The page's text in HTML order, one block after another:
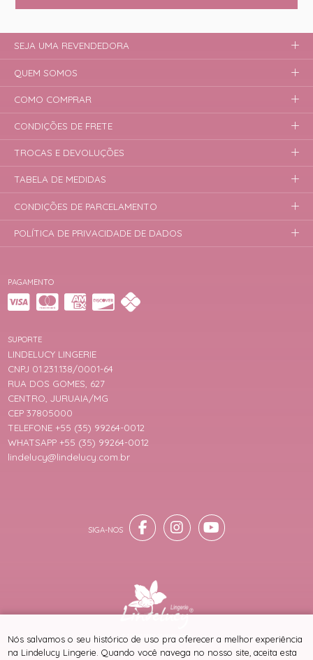
PAGAMENTO
SUPORTE
LINDELUCY LINGERIE
CNPJ 01.231.138/0001-64
RUA DOS GOMES, 627
CENTRO, JURUAIA/MG
CEP 37805000
TELEFONE +55 (35) 99264-0012
WHATSAPP +55 (35) 99264-0012
lindelucy@lindelucy.com.br
SEJA UMA REVENDEDORA
QUEM SOMOS
COMO COMPRAR
CONDIÇÕES DE FRETE
TROCAS E DEVOLUÇÕES
TABELA DE MEDIDAS
CONDIÇÕES DE PARCELAMENTO
POLÍTICA DE PRIVACIDADE DE DADOS
® TODOS DIREITOS RESERVADOS
Nós salvamos o seu histórico de uso pra oferecer a melhor experiência
na Lindelucy Lingerie. Quando você navega no nosso site, aceita esta